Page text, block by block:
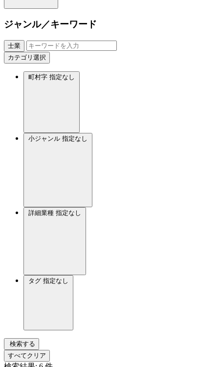
ジャンル／キーワード
士業
カテゴリ選択
町村字 指定なし
小ジャンル 指定なし
詳細業種 指定なし
タグ 指定なし
検索する
すべてクリア